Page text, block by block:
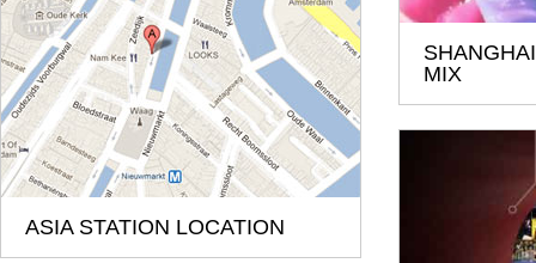
MIX
ASIA STATION LOCATION